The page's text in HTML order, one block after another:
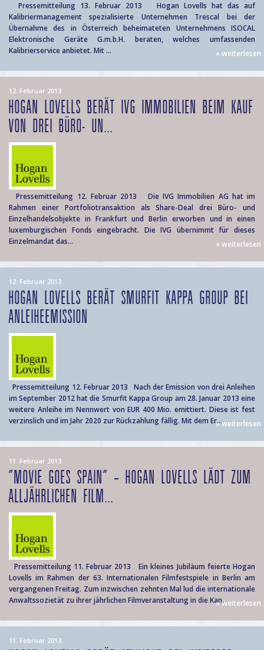
Pressemitteilung 13. Februar 2013 Hogan Lovells hat das auf
Kalibriermanagement spezialisierte Unternehmen Trescal bei der
Übernahme des in Österreich beheimateten Unternehmens ISOCAL
Elektronische Geräte G.m.b.H. beraten, welches umfassenden
Kalibrierservice anbietet. Mit ...
» weiterlesen
12. Februar 2013
HOGAN LOVELLS BERÄT IVG IMMOBILIEN BEIM KAUF
VON DREI BÜRO- UN...
Pressemitteilung 12. Februar 2013 Die IVG Immobilien AG hat im
Rahmen einer Portfoliotransaktion als Share-Deal drei Büro- und
Einzelhandelsobjekte in Frankfurt und Berlin erworben und in einen
luxemburgischen Fonds eingebracht. Die IVG übernimmt für dieses
Einzelmandat das...
» weiterlesen
12. Februar 2013
HOGAN LOVELLS BERÄT SMURFIT KAPPA GROUP BEI
ANLEIHEEMISSION
Pressemitteilung 12. Februar 2013 Nach der Emission von drei Anleihen
im September 2012 hat die Smurfit Kappa Group am 28. Januar 2013 eine
weitere Anleihe im Nennwert von EUR 400 Mio. emittiert. Diese ist fest
verzinslich und im Jahr 2020 zur Rückzahlung fällig. Mit dem Er...» weiterlesen
11. Februar 2013
"MOVIE GOES SPAIN" – HOGAN LOVELLS LÄDT ZUM
ALLJÄHRLICHEN FILM...
Pressemitteilung 11. Februar 2013 Ein kleines Jubiläum feierte Hogan
Lovells im Rahmen der 63. Internationalen Filmfestspiele in Berlin am
vergangenen Freitag. Zum inzwischen zehnten Mal lud die internationale
Anwaltssozietät zu ihrer jährlichen Filmveranstaltung in die Kan...» weiterlesen
11. Februar 2013